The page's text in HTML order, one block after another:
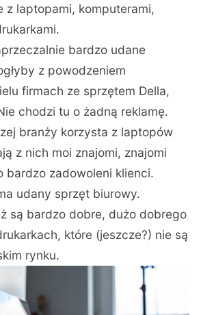
z laptopami, komputerami,
bardzo udane
z powodzeniem
firmach ze sprzętem Della,
chodzi tu o żadną reklamę.
branży korzysta z laptopów
z nich moi znajomi, znajomi
bardzo zadowoleni klienci.
udany sprzęt biurowy.
są bardzo dobre, dużo dobrego
które (jeszcze?) nie są
rynku.